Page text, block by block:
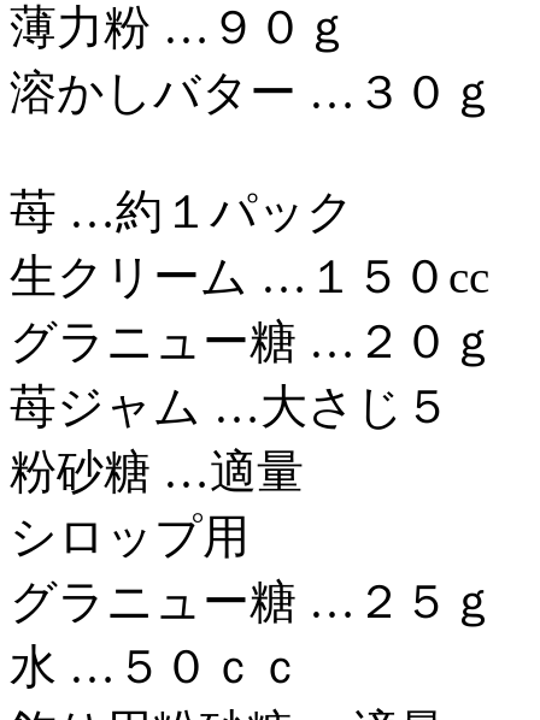
薄力粉 …９０ｇ
溶かしバター …３０ｇ
苺 …約１パック
生クリーム …１５０cc
グラニュー糖 …２０ｇ
苺ジャム …大さじ５
粉砂糖 …適量
シロップ用
グラニュー糖 …２５ｇ
水 …５０ｃｃ